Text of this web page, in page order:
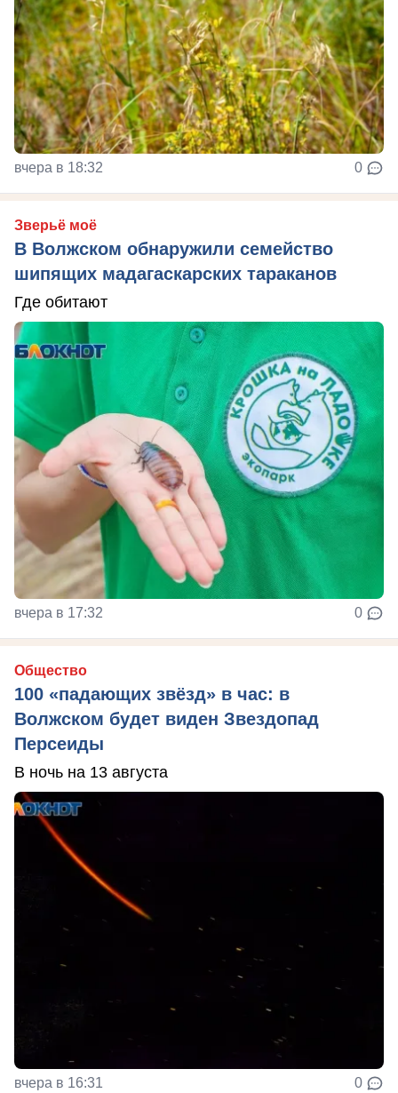
вчера в 18:32 0
Зверьё моё
В Волжском обнаружили семейство
шипящих мадагаскарских тараканов
Где обитают
вчера в 17:32 0
Общество
100 «падающих звёзд» в час: в
Волжском будет виден Звездопад
Персеиды
В ночь на 13 августа
вчера в 16:31 0